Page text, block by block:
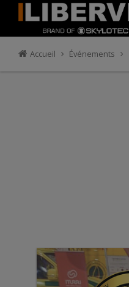
Accueil Événements